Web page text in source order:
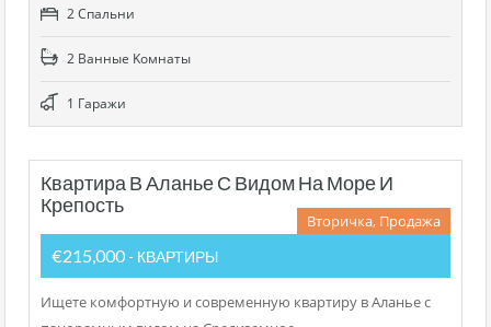
2 Cпальни
2 Bанные Kомнаты
1 Гаражи
Квартира В Аланье С Видом На Море И
Крепость
Вторичка, Продажа
€215,000 - КВАРТИРЫ
Ищете комфортную и современную квартиру в Аланье с